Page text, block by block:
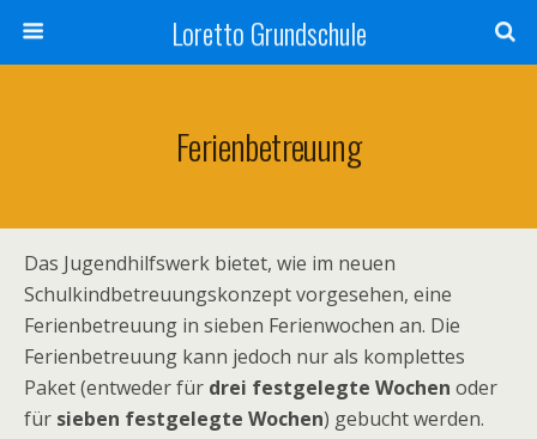
Loretto Grundschule
Ferienbetreuung
Das Jugendhilfswerk bietet, wie im neuen
Schulkindbetreuungskonzept vorgesehen, eine
Ferienbetreuung in sieben Ferienwochen an. Die
Ferienbetreuung kann jedoch nur als komplettes
Paket (entweder für drei festgelegte Wochen oder
für sieben festgelegte Wochen) gebucht werden.